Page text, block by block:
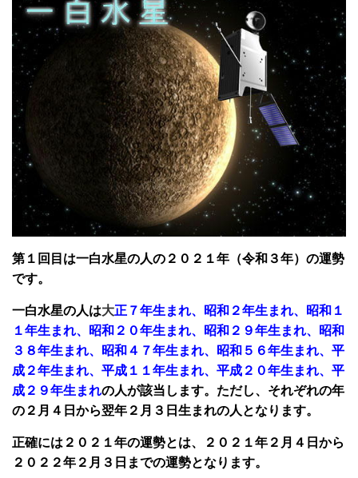
第１回目は一白水星の人の２０２１年（令和３年）の運勢
です。
一白水星の人は大正７年生まれ、昭和２年生まれ、昭和１
１年生まれ、昭和２０年生まれ、昭和２９年生まれ、昭和
３８年生まれ、昭和４７年生まれ、昭和５６年生まれ、平
成２年生まれ、平成１１年生まれ、平成２０年生まれ、平
成２９年生まれの人が該当します。ただし、それぞれの年
の２月４日から翌年２月３日生まれの人となります。
正確には２０２１年の運勢とは、２０２１年２月４日から
２０２２年２月３日までの運勢となります。